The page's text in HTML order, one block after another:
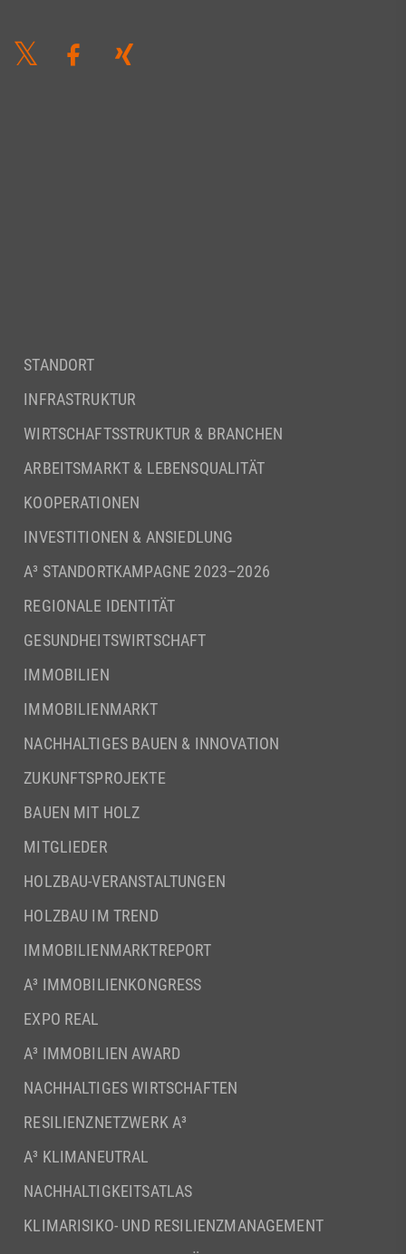
STANDORT
INFRASTRUKTUR
WIRTSCHAFTSSTRUKTUR & BRANCHEN
ARBEITSMARKT & LEBENSQUALITÄT
KOOPERATIONEN
INVESTITIONEN & ANSIEDLUNG
A³ STANDORTKAMPAGNE 2023–2026
REGIONALE IDENTITÄT
GESUNDHEITSWIRTSCHAFT
IMMOBILIEN
IMMOBILIENMARKT
NACHHALTIGES BAUEN & INNOVATION
ZUKUNFTSPROJEKTE
BAUEN MIT HOLZ
MITGLIEDER
HOLZBAU-VERANSTALTUNGEN
HOLZBAU IM TREND
IMMOBILIENMARKTREPORT
A³ IMMOBILIENKONGRESS
EXPO REAL
A³ IMMOBILIEN AWARD
NACHHALTIGES WIRTSCHAFTEN
RESILIENZNETZWERK A³
A³ KLIMANEUTRAL
NACHHALTIGKEITSATLAS
KLIMARISIKO- UND RESILIENZMANAGEMENT